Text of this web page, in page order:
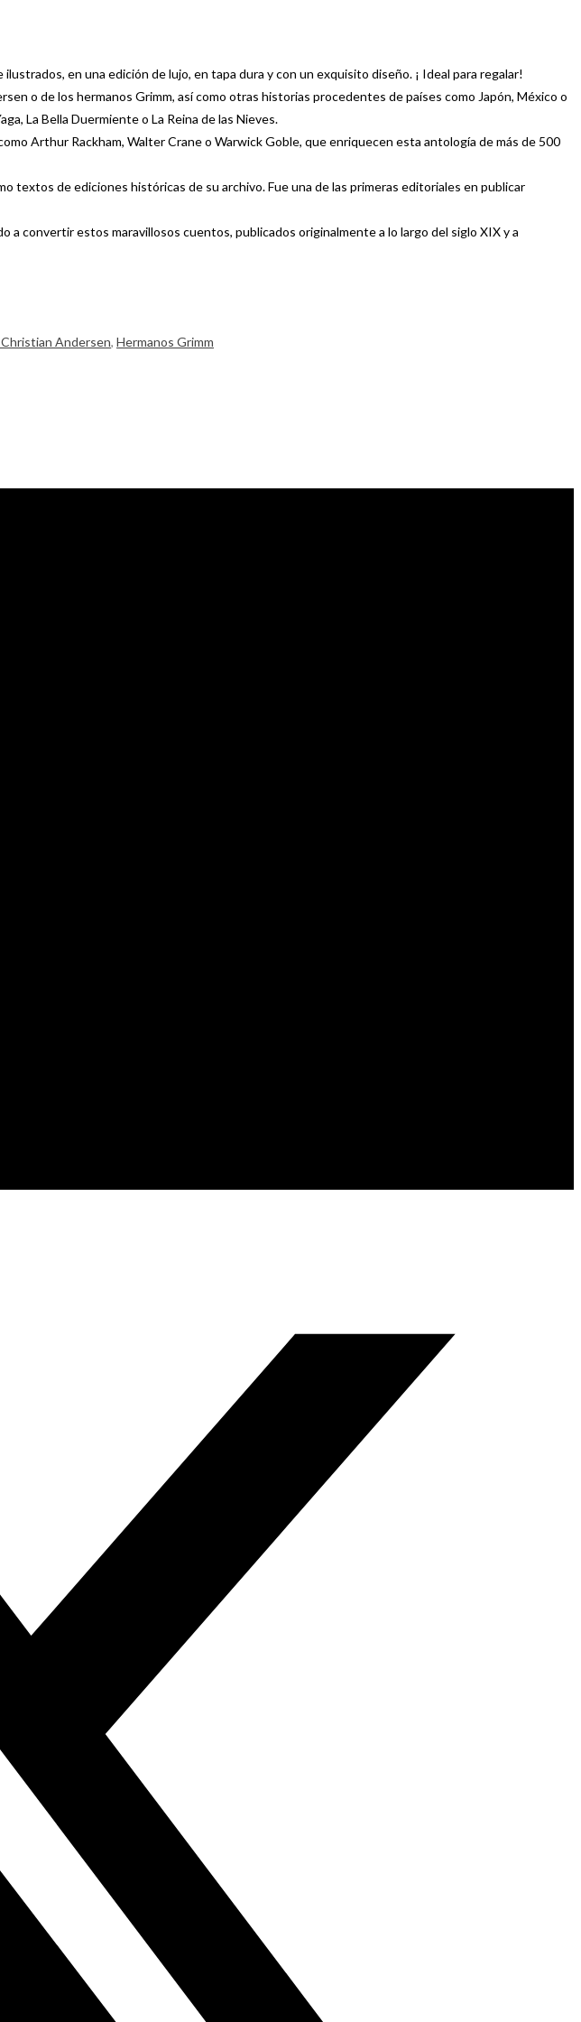
en una edición de lujo, en tapa dura y con un exquisito diseño. ¡ Ideal para regalar!
o de los hermanos Grimm, así como otras historias procedentes de países como Japón, México o
La Bella Duermiente o La Reina de las Nieves.
Arthur Rackham, Walter Crane o Warwick Goble, que enriquecen esta antología de más de 500
textos de ediciones históricas de su archivo. Fue una de las primeras editoriales en publicar
convertir estos maravillosos cuentos, publicados originalmente a lo largo del siglo XIX y a
Andersen, Hermanos Grimm